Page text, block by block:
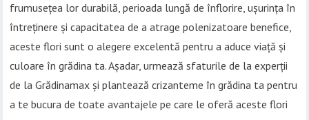
frumusețea lor durabilă, perioada lungă de înflorire, ușurința în
întreținere și capacitatea de a atrage polenizatoare benefice,
aceste flori sunt o alegere excelentă pentru a aduce viață și
culoare în grădina ta. Așadar, urmează sfaturile de la experții
de la Grădinamax și plantează crizanteme în grădina ta pentru
a te bucura de toate avantajele pe care le oferă aceste flori